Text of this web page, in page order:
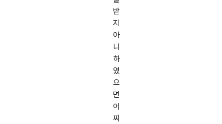
받
지
아
니
하
였
으
면
어
찌